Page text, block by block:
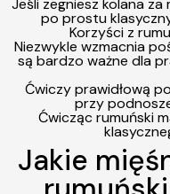
Jeśli zegniesz kolana za
po prostu
Korzyści z
Niezwykle wzmacnia
są bardzo ważne dla
Ćwiczy prawidłową
przy
Ćwicząc rumuński
Jakie